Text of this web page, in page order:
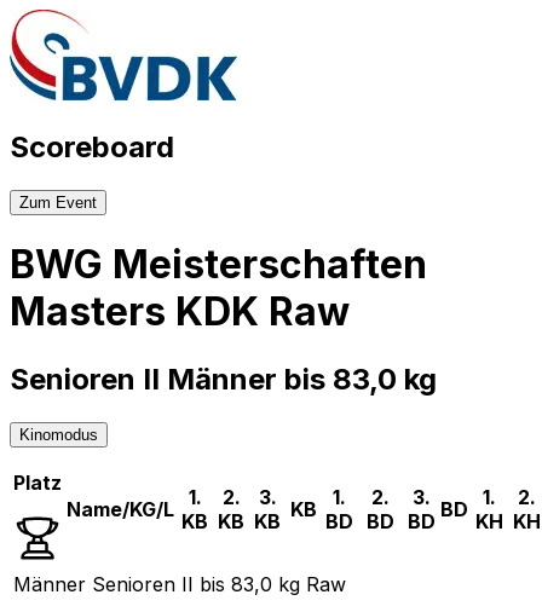
Scoreboard
Zum Event
BWG Meisterschaften
Masters KDK Raw
Senioren II Männer bis 83,0 kg
Kinomodus
Platz
Name/KG/L 1.
KB
2.
KB
3.
KB KB
1.
BD
2.
BD
3.
BD BD
1.
KH
2.
KH
Männer Senioren II bis 83,0 kg Raw